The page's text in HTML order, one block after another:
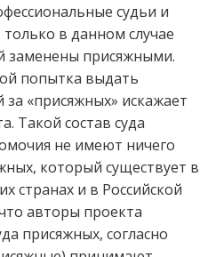
судьи и
в данном случае
заменены присяжными.
попытка выдать
за «присяжных» искажает
Такой состав суда
не имеют ничего
который существует в
странах и в Российской
авторы проекта
присяжных, согласно